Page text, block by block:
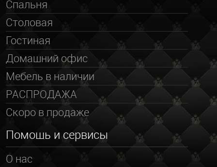
Спальня
Столовая
Гостиная
Домашний офис
Мебель в наличии
РАСПРОДАЖА
Скоро в продаже
Помощь и сервисы
О нас